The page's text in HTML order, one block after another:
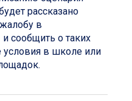
рассказано
в
сообщить о таких
условия в школе или